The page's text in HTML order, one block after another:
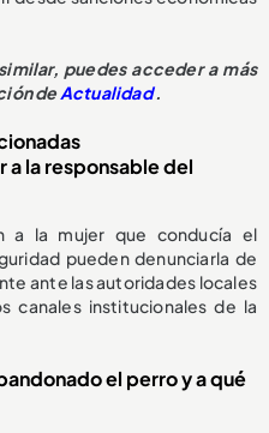
puedes acceder a más
deActualidad.
la responsable del
a la mujer que conducía el
pueden denunciarla de
ante las autoridades locales
canales institucionales de la
el perro y a qué